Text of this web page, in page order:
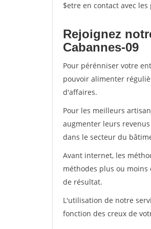
$etre en contact avec
Rejoignez
Cabannes-09
Pour pérénniser votre
pouvoir alimenter
d'affaires.
Pour les meilleurs
augmenter leurs
dans le secteur du
Avant internet, les
méthodes plus ou
de résultat.
L'utilisation de notre
fonction des creux de